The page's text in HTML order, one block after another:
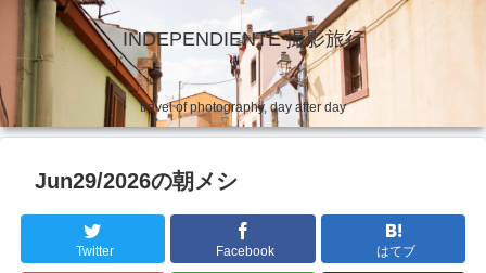
INDEPENDIENTE 撮影旅行
travel of photography, day after day
Jun29/2026の朝メシ
Twitter Facebook はてブ